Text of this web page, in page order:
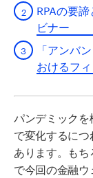
RPAの要
ビナー
「アンバ
おけるフ
パンデミックを
で変化するに
あります。 も
で今回の金融